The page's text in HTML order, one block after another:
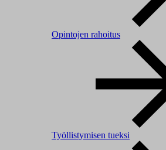
Opintojen rahoitus
Työllistymisen tueksi